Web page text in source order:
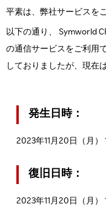
平素は、弊社サービスを
以下の通り、 Symworld
の通信サービスをご利用
しておりましたが、現在
発生日時：
2023年11月20日（月）
復旧日時：
2023年11月20日（月）